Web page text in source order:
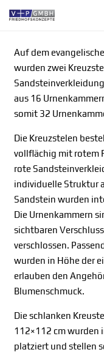
Auf dem
wurden zwei
aus 16
somit 32
Die Kreuzstelen
vollflächig mit rotem
rote
individuelle Struktur
Sandstein wurden
Die Urnenkammern
sichtbaren
verschlossen.
wurden in Höhe der
erlauben den
Blumenschmuck.
Die schlanken
112×112 cm wurden
platziert und stellen